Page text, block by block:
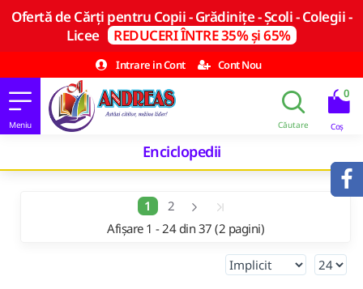
Ofertă de Cărți pentru Copii - Grădinițe - Școli - Colegii -
Licee REDUCERI ÎNTRE 35% și 65%
Intrare in Cont
Cont Nou
0
Enciclopedii
1
2
Afișare 1 - 24 din 37 (2 pagini)